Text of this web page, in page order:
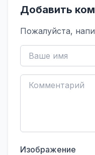
Добавить
Пожалуйста,
Изображение